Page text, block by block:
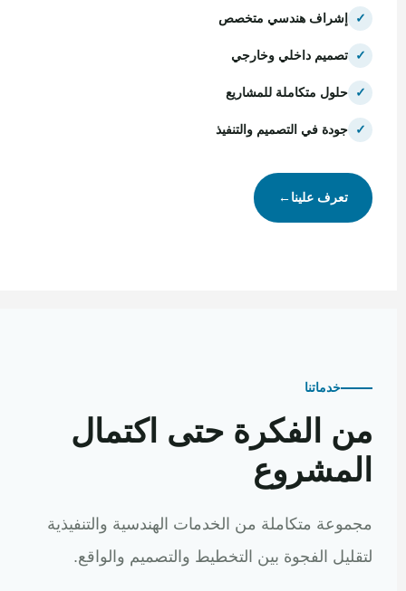
✓ إشراف هندسي متخصص
✓ تصميم داخلي وخارجي
✓ حلول متكاملة للمشاريع
✓ جودة في التصميم والتنفيذ
تعرف علينا←
خدماتنا
من الفكرة حتى اكتمال
المشروع
مجموعة متكاملة من الخدمات الهندسية والتنفيذية
لتقليل الفجوة بين التخطيط والتصميم والواقع.